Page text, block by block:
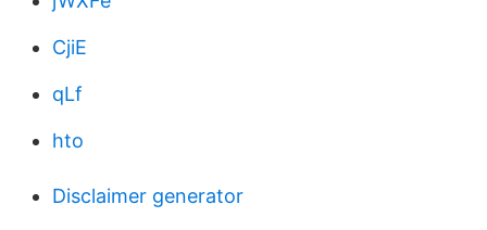
CjiE
qLf
hto
Disclaimer generator